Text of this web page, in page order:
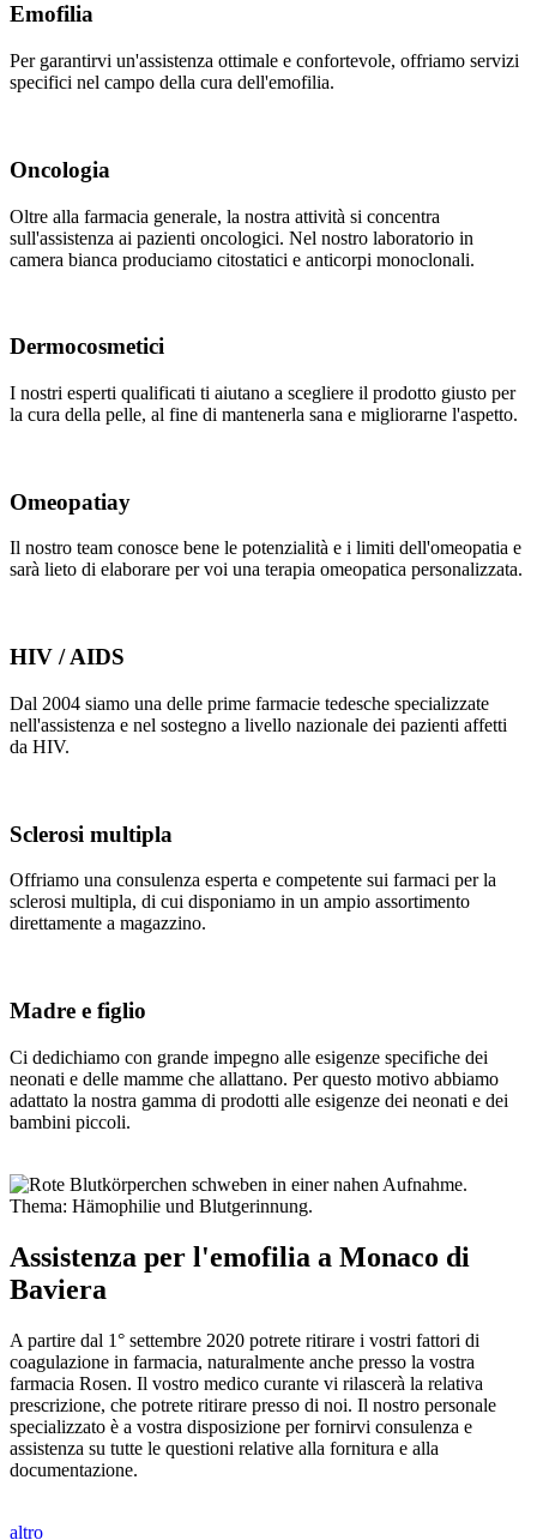
Emofilia
Per garantirvi un'assistenza ottimale e confortevole, offriamo servizi
specifici nel campo della cura dell'emofilia.
Oncologia
Oltre alla farmacia generale, la nostra attività si concentra
sull'assistenza ai pazienti oncologici. Nel nostro laboratorio in
camera bianca produciamo citostatici e anticorpi monoclonali.
Dermocosmetici
I nostri esperti qualificati ti aiutano a scegliere il prodotto giusto per
la cura della pelle, al fine di mantenerla sana e migliorarne l'aspetto.
Omeopatiay
Il nostro team conosce bene le potenzialità e i limiti dell'omeopatia e
sarà lieto di elaborare per voi una terapia omeopatica personalizzata.
HIV / AIDS
Dal 2004 siamo una delle prime farmacie tedesche specializzate
nell'assistenza e nel sostegno a livello nazionale dei pazienti affetti
da HIV.
Sclerosi multipla
Offriamo una consulenza esperta e competente sui farmaci per la
sclerosi multipla, di cui disponiamo in un ampio assortimento
direttamente a magazzino.
Madre e figlio
Ci dedichiamo con grande impegno alle esigenze specifiche dei
neonati e delle mamme che allattano. Per questo motivo abbiamo
adattato la nostra gamma di prodotti alle esigenze dei neonati e dei
bambini piccoli.
Assistenza per l'emofilia a Monaco di
Baviera
A partire dal 1° settembre 2020 potrete ritirare i vostri fattori di
coagulazione in farmacia, naturalmente anche presso la vostra
farmacia Rosen. Il vostro medico curante vi rilascerà la relativa
prescrizione, che potrete ritirare presso di noi. Il nostro personale
specializzato è a vostra disposizione per fornirvi consulenza e
assistenza su tutte le questioni relative alla fornitura e alla
documentazione.
altro